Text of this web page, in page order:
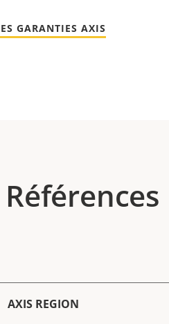
GARANTIES AXIS
Références
AXIS REGION